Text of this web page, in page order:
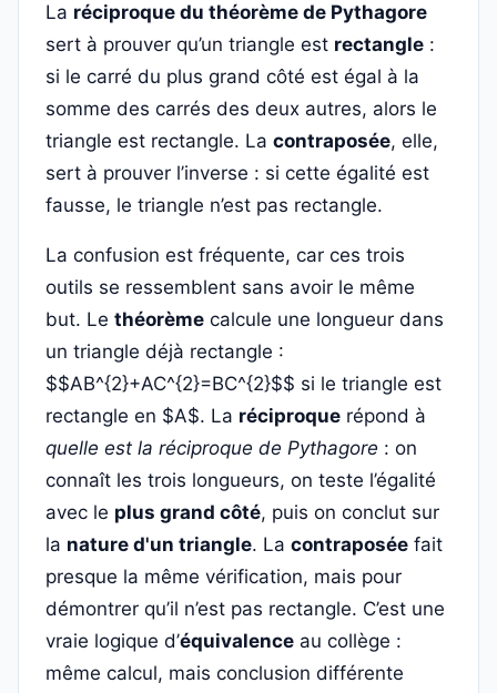
La réciproque du théorème de Pythagore
sert à prouver qu’un triangle est rectangle :
si le carré du plus grand côté est égal à la
somme des carrés des deux autres, alors le
triangle est rectangle. La contraposée, elle,
sert à prouver l’inverse : si cette égalité est
fausse, le triangle n’est pas rectangle.
La confusion est fréquente, car ces trois
outils se ressemblent sans avoir le même
but. Le théorème calcule une longueur dans
un triangle déjà rectangle :
$$AB^{2}+AC^{2}=BC^{2}$$ si le triangle est
rectangle en $A$. La réciproque répond à
quelle est la réciproque de Pythagore : on
connaît les trois longueurs, on teste l’égalité
avec le plus grand côté, puis on conclut sur
la nature d'un triangle. La contraposée fait
presque la même vérification, mais pour
démontrer qu’il n’est pas rectangle. C’est une
vraie logique d’équivalence au collège :
même calcul, mais conclusion différente